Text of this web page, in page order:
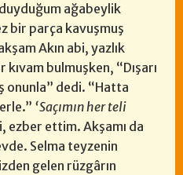
ağabeylik
bir parça kavuşmuş
Akın abi, yazlık
bulmuşken, “Dışarı
onunla” dedi. “Hatta
‘Saçımın her teli
ezber ettim. Akşamı da
Selma teyzenin
gelen rüzgârın